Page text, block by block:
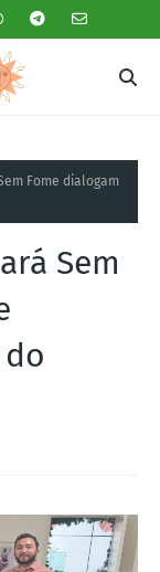
Fome dialogam
Sem